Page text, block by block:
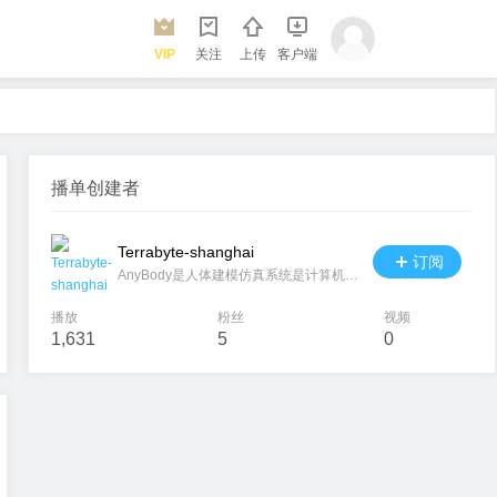
VIP 关注 上传 客户端
播单创建者
Terrabyte-shanghai
AnyBody是人体建模仿真系统是计算机辅助人类工效学和生物力学分析软件，其计算人体对于环境的生物力学响应，为人机工程学产品性能改进和生物医学工程研究提供了一个新颖的平台。作为人体建模仿真分析的革命性软件，使人类工效学成为一门定量的学科。AnyBody软件系统是商业化软件中唯一兼具人机工程和生物力学的分析软件，其可以通过导入完整的人体肌肉骨骼模型，用于产品的人类工效学设计。 国内代理商：忒拉佰途软件技术(上海)有限公司www.terrabyte.cn
订阅
播放
1,631
粉丝
5
视频
0